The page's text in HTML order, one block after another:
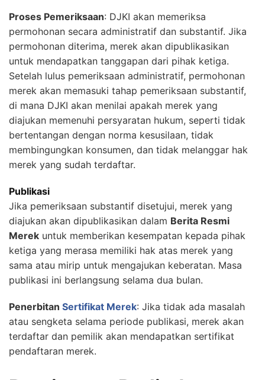
Proses Pemeriksaan: DJKI akan memeriksa
permohonan secara administratif dan substantif. Jika
permohonan diterima, merek akan dipublikasikan
untuk mendapatkan tanggapan dari pihak ketiga.
Setelah lulus pemeriksaan administratif, permohonan
merek akan memasuki tahap pemeriksaan substantif,
di mana DJKI akan menilai apakah merek yang
diajukan memenuhi persyaratan hukum, seperti tidak
bertentangan dengan norma kesusilaan, tidak
membingungkan konsumen, dan tidak melanggar hak
merek yang sudah terdaftar.
Publikasi
Jika pemeriksaan substantif disetujui, merek yang
diajukan akan dipublikasikan dalam Berita Resmi
Merek untuk memberikan kesempatan kepada pihak
ketiga yang merasa memiliki hak atas merek yang
sama atau mirip untuk mengajukan keberatan. Masa
publikasi ini berlangsung selama dua bulan.
Penerbitan Sertifikat Merek: Jika tidak ada masalah
atau sengketa selama periode publikasi, merek akan
terdaftar dan pemilik akan mendapatkan sertifikat
pendaftaran merek.